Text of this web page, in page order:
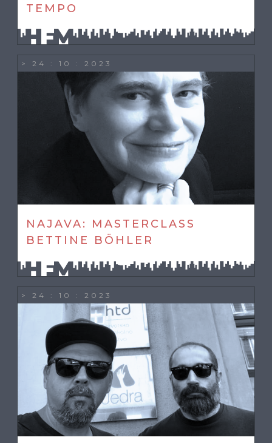
TEMPO
> 24 : 10 : 2023
NAJAVA: MASTERCLASS
BETTINE BÖHLER
> 24 : 10 : 2023